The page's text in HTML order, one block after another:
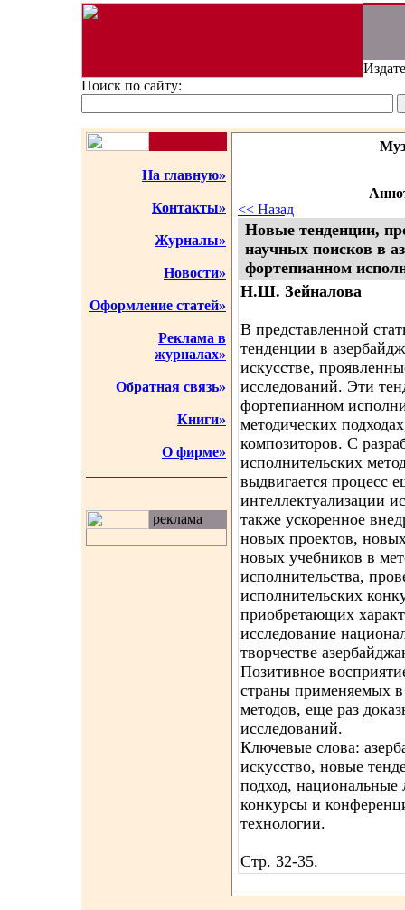
Поиск по сайту:
На главную»
Контакты»
Журналы»
Новости»
Оформление статей»
Реклама в
журналах»
Обратная связь»
Книги»
О фирме»
реклама
<< Назад
Новые тенденции,
научных поисков в
фортепианном
Н.Ш. Зейналовa
В представленной
тенденции в
искусстве,
исследований. Эти
фортепианном
методических
композиторов. С
исполнительских
выдвигается процесс
интеллектуализации
также ускоренное
новых проектов,
новых учебников в
исполнительства,
исполнительских
приобретающих
исследование
творчестве
Позитивное
страны применяемых
методов, еще раз
исследований.
Ключевые слова:
искусство, новые
подход, национальные
конкурсы и
технологии.
Стр. 32-35.